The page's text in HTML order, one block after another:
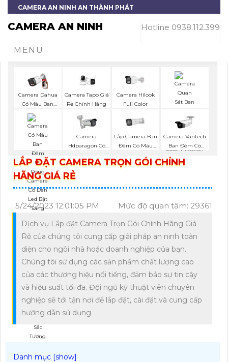
CAMERA AN NINH AN THÀNH PHÁT
CAMERA AN NINH Hotline 0938.112.399
MENU
Camera Dahua
Có Màu Ban
Đêm
Camera Tapo Giá
Rẻ Chính Hãng
Camera Hilook
Full Color
Camera Full
Color Hikvision
Camera
Hdparagon Có
Lắp Camera Ban
Đêm Có Màu
Camera Vantech
Ban Đêm Có
LẮP ĐẶT CAMERA TRỌN GÓI CHÍNH
HÃNG GIÁ RẺ
5/24/2023 12:01:05 PM Mức độ quan tâm: 29361
Dịch vụ Lắp đặt Camera Trọn Gói Chính Hãng Giá
Rẻ của chúng tôi cung cấp giải pháp an ninh toàn
diện cho ngôi nhà hoặc doanh nghiệp của bạn.
Chúng tôi sử dụng các sản phẩm chất lượng cao
của các thương hiệu nổi tiếng, đảm bảo sự tin cậy
và hiệu suất tối đa. Đội ngũ kỹ thuật viên chuyên
nghiệp sẽ tới tận nơi để lắp đặt, cài đặt và cung cấp
hướng dẫn sử dụng